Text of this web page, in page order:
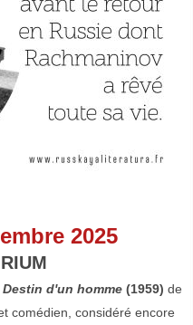
2025
Destin d'un homme(1959) de
comédien, considéré encore